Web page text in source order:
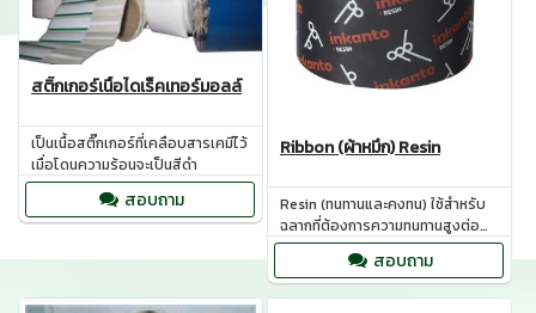
สติ๊กเกอร์เนื้อไดเร็คเทอร์มอลล์
เป็นเนื้อสติ๊กเกอร์ที่เคลือบสารเคมีไว้
เมื่อโดนความร้อนจะเป็นสีดำ
สอบถาม
Ribbon (ผ้าหมึก) Resin
Resin (ทนทานและคงทน) ใช้สำหรับ
ฉลากที่ต้องการความทนทานสูงต่อ
อุณหภูมิร้อนและเย็น และต้องเผชิญ
กับสภาพการขัดถูสูง หรือจำเป็นต้อง
คงความชัดเจนของหมึกเป็นเวลา
สอบถาม